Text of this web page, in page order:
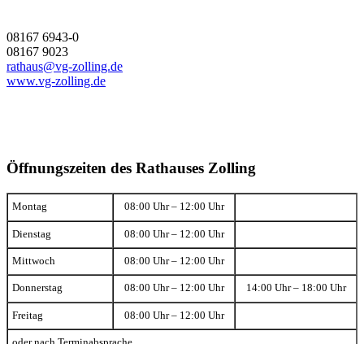
08167 6943-0
08167 9023
rathaus@vg-zolling.de
www.vg-zolling.de
Öffnungszeiten des Rathauses Zolling
Montag 08:00 Uhr – 12:00 Uhr
Dienstag 08:00 Uhr – 12:00 Uhr
Mittwoch 08:00 Uhr – 12:00 Uhr
Donnerstag 08:00 Uhr – 12:00 Uhr 14:00 Uhr – 18:00 Uhr
Freitag 08:00 Uhr – 12:00 Uhr